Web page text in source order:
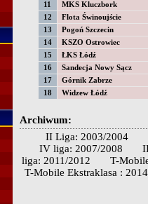
11
MKS Kluczbork
12
Flota Świnoujście
13
Pogoń Szczecin
14
KSZO Ostrowiec
15
ŁKS Łódź
16
Sandecja Nowy Sącz
17
Górnik Zabrze
18
Widzew Łódź
Archiwum:
II Liga: 2003/2004
IV liga: 2007/2008
liga: 2011/2012
T-
T-Mobile Ekstraklasa :